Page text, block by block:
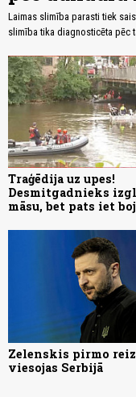
Laimas slimība parasti tiek
slimība tika diagnosticēta pēc
Traģēdija uz upes!
Desmitgadnieks
māsu, bet pats iet
Zelenskis pirmo
viesojas Serbijā